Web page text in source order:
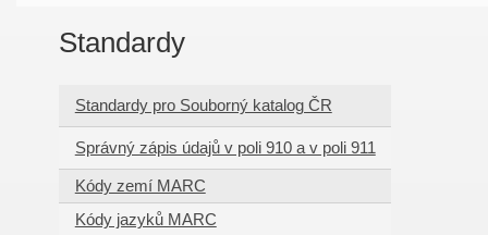
Standardy
Standardy pro Souborný katalog ČR
Správný zápis údajů v poli 910 a v poli 911
Kódy zemí MARC
Kódy jazyků MARC